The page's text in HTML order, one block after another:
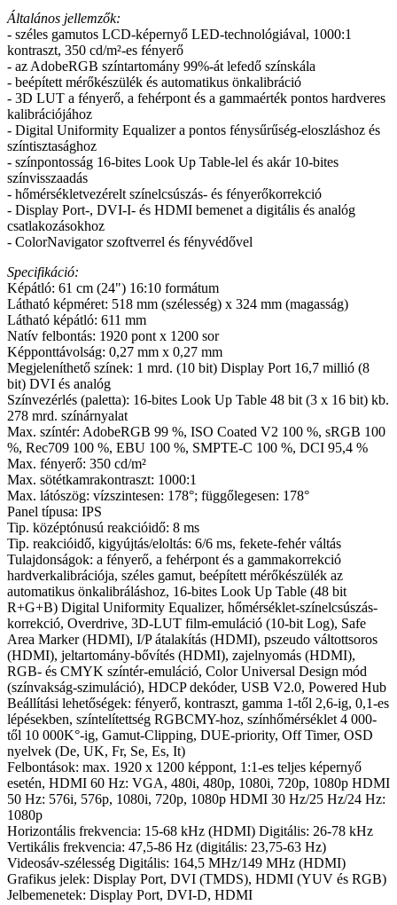
Általános jellemzők:
- széles gamutos LCD-képernyő LED-technológiával, 1000:1
kontraszt, 350 cd/m²-es fényerő
- az AdobeRGB színtartomány 99%-át lefedő színskála
- beépített mérőkészülék és automatikus önkalibráció
- 3D LUT a fényerő, a fehérpont és a gammaérték pontos hardveres
kalibrációjához
- Digital Uniformity Equalizer a pontos fénysűrűség-eloszláshoz és
színtisztasághoz
- színpontosság 16-bites Look Up Table-lel és akár 10-bites
színvisszaadás
- hőmérsékletvezérelt színelcsúszás- és fényerőkorrekció
- Display Port-, DVI-I- és HDMI bemenet a digitális és analóg
csatlakozásokhoz
- ColorNavigator szoftverrel és fényvédővel
Specifikáció:
Képátló: 61 cm (24") 16:10 formátum
Látható képméret: 518 mm (szélesség) x 324 mm (magasság)
Látható képátló: 611 mm
Natív felbontás: 1920 pont x 1200 sor
Képponttávolság: 0,27 mm x 0,27 mm
Megjeleníthető színek: 1 mrd. (10 bit) Display Port 16,7 millió (8
bit) DVI és analóg
Színvezérlés (paletta): 16-bites Look Up Table 48 bit (3 x 16 bit) kb.
278 mrd. színárnyalat
Max. színtér: AdobeRGB 99 %, ISO Coated V2 100 %, sRGB 100
%, Rec709 100 %, EBU 100 %, SMPTE-C 100 %, DCI 95,4 %
Max. fényerő: 350 cd/m²
Max. sötétkamrakontraszt: 1000:1
Max. látószög: vízszintesen: 178°; függőlegesen: 178°
Panel típusa: IPS
Tip. középtónusú reakcióidő: 8 ms
Tip. reakcióidő, kigyújtás/eloltás: 6/6 ms, fekete-fehér váltás
Tulajdonságok: a fényerő, a fehérpont és a gammakorrekció
hardverkalibrációja, széles gamut, beépített mérőkészülék az
automatikus önkalibráláshoz, 16-bites Look Up Table (48 bit
R+G+B) Digital Uniformity Equalizer, hőmérséklet-színelcsúszás-
korrekció, Overdrive, 3D-LUT film-emuláció (10-bit Log), Safe
Area Marker (HDMI), I/P átalakítás (HDMI), pszeudo váltottsoros
(HDMI), jeltartomány-bővítés (HDMI), zajelnyomás (HDMI),
RGB- és CMYK színtér-emuláció, Color Universal Design mód
(színvakság-szimuláció), HDCP dekóder, USB V2.0, Powered Hub
Beállítási lehetőségek: fényerő, kontraszt, gamma 1-től 2,6-ig, 0,1-es
lépésekben, színtelítettség RGBCMY-hoz, színhőmérséklet 4 000-
től 10 000K°-ig, Gamut-Clipping, DUE-priority, Off Timer, OSD
nyelvek (De, UK, Fr, Se, Es, It)
Felbontások: max. 1920 x 1200 képpont, 1:1-es teljes képernyő
esetén, HDMI 60 Hz: VGA, 480i, 480p, 1080i, 720p, 1080p HDMI
50 Hz: 576i, 576p, 1080i, 720p, 1080p HDMI 30 Hz/25 Hz/24 Hz:
1080p
Horizontális frekvencia: 15-68 kHz (HDMI) Digitális: 26-78 kHz
Vertikális frekvencia: 47,5-86 Hz (digitális: 23,75-63 Hz)
Videosáv-szélesség Digitális: 164,5 MHz/149 MHz (HDMI)
Grafikus jelek: Display Port, DVI (TMDS), HDMI (YUV és RGB)
Jelbemenetek: Display Port, DVI-D, HDMI